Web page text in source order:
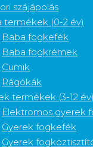
szájápolás
termékek (0-2 év)
Baba fogkefék
Baba fogkrémek
Cumik
Rágókák
termékek (3-12 év)
Elektromos gyerek
Gyerek fogkefék
Gyerek